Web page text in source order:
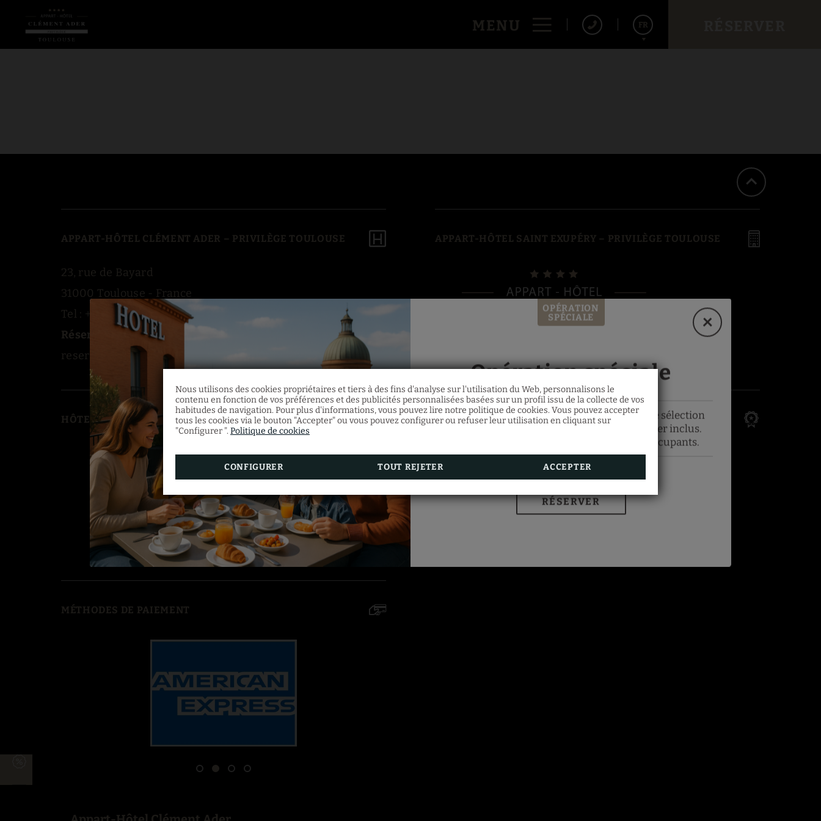
Nous utilisons des cookies propriétaires et tiers à des fins d'analyse sur l'utilisation du Web, personnalisons le
contenu en fonction de vos préférences et des publicités personnalisées basées sur un profil issu de la collecte de vos
habitudes de navigation. Pour plus d'informations, vous pouvez lire notre politique de cookies. Vous pouvez accepter
tous les cookies via le bouton "Accepter" ou vous pouvez configurer ou refuser leur utilisation en cliquant sur
"Configurer ". Politique de cookies
CONFIGURER TOUT REJETER ACCEPTER
MENU FR
APPART-HÔTEL CLÉMENT ADER – PRIVILÈGE TOULOUSE
23, rue de Bayard
31000 Toulouse - France
Tel : +33 (0)5 62 73 28 28
Réservations :
reservationca@privilegetoulouse.com
APPART-HÔTEL SAINT EXUPÉRY – PRIVILÈGE TOULOUSE
HÔTEL MERMOZ BEST IN TRAVEL
MÉTHODES DE PAIEMENT
OPÉRATION
SPÉCIALE
Opération spéciale
Du 4 mars au 31 août, économisez 10% sur une sélection
d'appartements supérieurs avec petit-déjeuner inclus.
Offre valable sans minimum de nuitée et d'occupants.
RÉSERVER